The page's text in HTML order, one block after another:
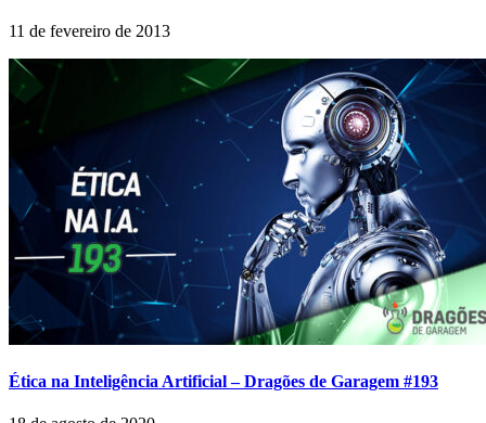
11 de fevereiro de 2013
Ética na Inteligência Artificial – Dragões de Garagem #193